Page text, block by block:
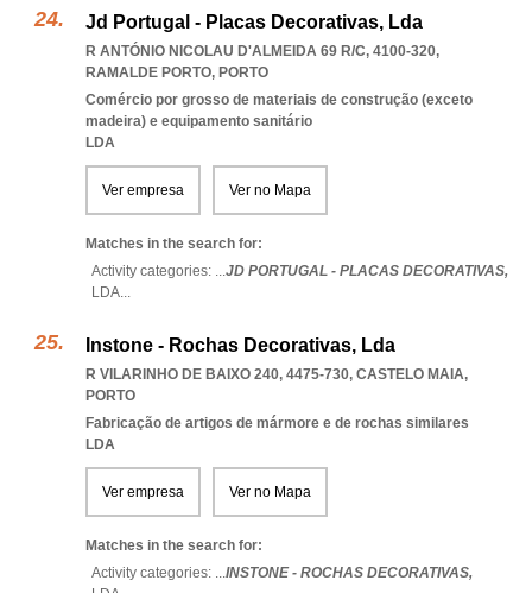
Jd Portugal - Placas Decorativas, Lda
R ANTÓNIO NICOLAU D'ALMEIDA 69 R/C, 4100-320,
RAMALDE PORTO, PORTO
Comércio por grosso de materiais de construção (exceto
madeira) e equipamento sanitário
LDA
Ver empresa Ver no Mapa
Matches in the search for:
Activity categories: ...JD PORTUGAL - PLACAS DECORATIVAS,
LDA...
Instone - Rochas Decorativas, Lda
R VILARINHO DE BAIXO 240, 4475-730, CASTELO MAIA,
PORTO
Fabricação de artigos de mármore e de rochas similares
LDA
Ver empresa Ver no Mapa
Matches in the search for:
Activity categories: ...INSTONE - ROCHAS DECORATIVAS,